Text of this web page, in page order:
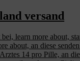
versand
learn more about,
about, an diese
14 pro Pille, an